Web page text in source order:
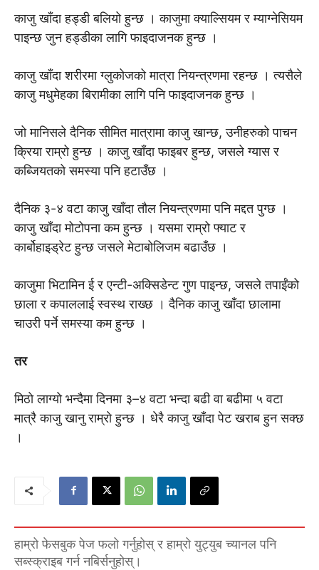
काजु खाँदा हड्डी बलियो हुन्छ । काजुमा क्याल्सियम र म्याग्नेसियम
पाइन्छ जुन हड्डीका लागि फाइदाजनक हुन्छ ।
काजु खाँदा शरीरमा ग्लुकोजको मात्रा नियन्त्रणमा रहन्छ । त्यसैले
काजु मधुमेहका बिरामीका लागि पनि फाइदाजनक हुन्छ ।
जो मानिसले दैनिक सीमित मात्रामा काजु खान्छ, उनीहरुको पाचन
क्रिया राम्रो हुन्छ । काजु खाँदा फाइबर हुन्छ, जसले ग्यास र
कब्जियतको समस्या पनि हटाउँछ ।
दैनिक ३-४ वटा काजु खाँदा तौल नियन्त्रणमा पनि मद्दत पुग्छ ।
काजु खाँदा मोटोपना कम हुन्छ । यसमा राम्रो फ्याट र
कार्बोहाइड्रेट हुन्छ जसले मेटाबोलिजम बढाउँछ ।
काजुमा भिटामिन ई र एन्टी-अक्सिडेन्ट गुण पाइन्छ, जसले तपाईंको
छाला र कपाललाई स्वस्थ राख्छ । दैनिक काजु खाँदा छालामा
चाउरी पर्ने समस्या कम हुन्छ ।
तर
मिठाे लाग्याे भन्दैमा दिनमा ३–४ वटा भन्दा बढी वा बढीमा ५ वटा
मात्रै काजु खानु राम्राे हुन्छ । धेरै काजु खाँदा पेट खराब हुन सक्छ
।
हाम्रो फेसबुक पेज फलो गर्नुहोस् र हाम्रो युट्युब च्यानल पनि
सब्स्क्राइब गर्न नबिर्सनुहोस्।